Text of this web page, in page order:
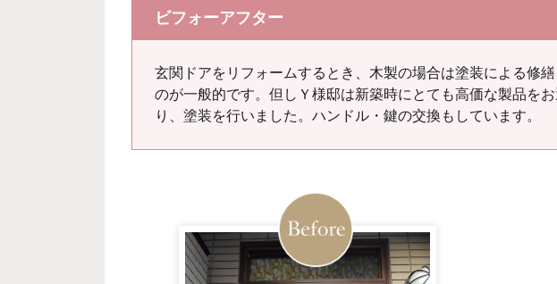
ビフォーアフター
玄関ドアをリフォームするとき、木製の場合は塗装による修
のが一般的です。但しＹ様邸は新築時にとても高価な製品を
り、塗装を行いました。ハンドル・鍵の交換もしています。